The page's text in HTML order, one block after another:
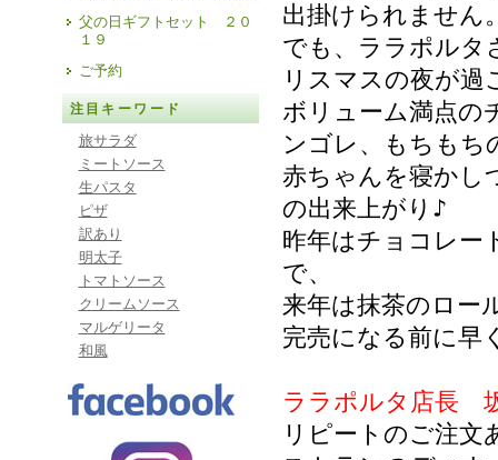
父の日ギフトセット ２０
１９
ご予約
注目キーワード
旅サラダ
ミートソース
生パスタ
ピザ
訳あり
明太子
トマトソース
クリームソース
マルゲリータ
和風
出掛けられません
でも、ララポルタ
リスマスの夜が過
ボリューム満点の
ンゴレ、もちもち
赤ちゃんを寝かし
の出来上がり♪
昨年はチョコレー
で、
来年は抹茶のロー
完売になる前に
ララポルタ店長
リピートのご注文